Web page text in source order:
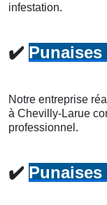
infestation.
✔️
Notre entreprise
à Chevilly-Larue
professionnel.
✔️